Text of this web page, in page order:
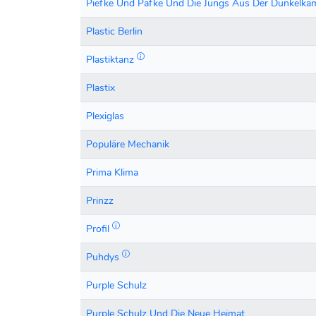
Piefke Und Pafke Und Die Jungs Aus Der
Plastic Berlin
Plastiktanz
Plastix
Plexiglas
Populäre Mechanik
Prima Klima
Prinzz
Profil
Puhdys
Purple Schulz